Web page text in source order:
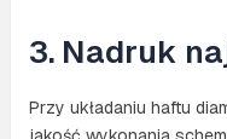
3. Nadruk
Przy układaniu haftu